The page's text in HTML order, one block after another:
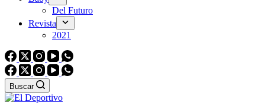
Del Futuro
Revista
2021
Buscar